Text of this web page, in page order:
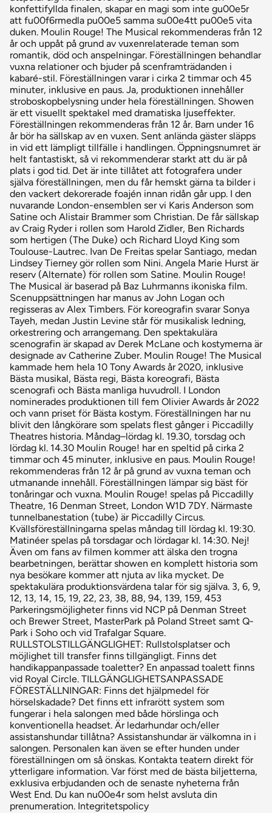
konfettifyllda finalen, skapar en magi som inte gu00e5r
att fu00f6rmedla pu00e5 samma su00e4tt pu00e5 vita
duken. Moulin Rouge! The Musical rekommenderas från 12
år och uppåt på grund av vuxenrelaterade teman som
romantik, död och anspelningar. Föreställningen behandlar
vuxna relationer och bjuder på scenframträdanden i
kabaré-stil. Föreställningen varar i cirka 2 timmar och 45
minuter, inklusive en paus. Ja, produktionen innehåller
stroboskopbelysning under hela föreställningen. Showen
är ett visuellt spektakel med dramatiska ljuseffekter.
Föreställningen rekommenderas från 12 år. Barn under 16
år bör ha sällskap av en vuxen. Sent anlända gäster släpps
in vid ett lämpligt tillfälle i handlingen. Öppningsnumret är
helt fantastiskt, så vi rekommenderar starkt att du är på
plats i god tid. Det är inte tillåtet att fotografera under
själva föreställningen, men du får hemskt gärna ta bilder i
den vackert dekorerade foajén innan ridån går upp. I den
nuvarande London-ensemblen ser vi Karis Anderson som
Satine och Alistair Brammer som Christian. De får sällskap
av Craig Ryder i rollen som Harold Zidler, Ben Richards
som hertigen (The Duke) och Richard Lloyd King som
Toulouse-Lautrec. Ivan De Freitas spelar Santiago, medan
Lindsey Tierney gör rollen som Nini. Angela Marie Hurst är
reserv (Alternate) för rollen som Satine. Moulin Rouge!
The Musical är baserad på Baz Luhrmanns ikoniska film.
Scenuppsättningen har manus av John Logan och
regisseras av Alex Timbers. För koreografin svarar Sonya
Tayeh, medan Justin Levine står för musikalisk ledning,
orkestrering och arrangemang. Den spektakulära
scenografin är skapad av Derek McLane och kostymerna är
designade av Catherine Zuber. Moulin Rouge! The Musical
kammade hem hela 10 Tony Awards år 2020, inklusive
Bästa musikal, Bästa regi, Bästa koreografi, Bästa
scenografi och Bästa manliga huvudroll. I London
nominerades produktionen till fem Olivier Awards år 2022
och vann priset för Bästa kostym. Föreställningen har nu
blivit den långkörare som spelats flest gånger i Piccadilly
Theatres historia. Måndag–lördag kl. 19.30, torsdag och
lördag kl. 14.30 Moulin Rouge! har en speltid på cirka 2
timmar och 45 minuter, inklusive en paus. Moulin Rouge!
rekommenderas från 12 år på grund av vuxna teman och
utmanande innehåll. Föreställningen lämpar sig bäst för
tonåringar och vuxna. Moulin Rouge! spelas på Piccadilly
Theatre, 16 Denman Street, London W1D 7DY. Närmaste
tunnelbanestation (tube) är Piccadilly Circus.
Kvällsföreställningarna spelas måndag till lördag kl. 19:30.
Matinéer spelas på torsdagar och lördagar kl. 14:30. Nej!
Även om fans av filmen kommer att älska den trogna
bearbetningen, berättar showen en komplett historia som
nya besökare kommer att njuta av lika mycket. De
spektakulära produktionsvärdena talar för sig själva. 3, 6, 9,
12, 13, 14, 15, 19, 22, 23, 38, 88, 94, 139, 159, 453
Parkeringsmöjligheter finns vid NCP på Denman Street
och Brewer Street, MasterPark på Poland Street samt Q-
Park i Soho och vid Trafalgar Square.
RULLSTOLSTILLGÄNGLIGHET: Rullstolsplatser och
möjlighet till transfer finns tillgängligt. Finns det
handikappanpassade toaletter? En anpassad toalett finns
vid Royal Circle. TILLGÄNGLIGHETSANPASSADE
FÖRESTÄLLNINGAR: Finns det hjälpmedel för
hörselskadade? Det finns ett infrarött system som
fungerar i hela salongen med både hörslinga och
konventionella headset. Är ledarhundar och/eller
assistanshundar tillåtna? Assistanshundar är välkomna in i
salongen. Personalen kan även se efter hunden under
föreställningen om så önskas. Kontakta teatern direkt för
ytterligare information. Var först med de bästa biljetterna,
exklusiva erbjudanden och de senaste nyheterna från
West End. Du kan nu00e4r som helst avsluta din
prenumeration. Integritetspolicy